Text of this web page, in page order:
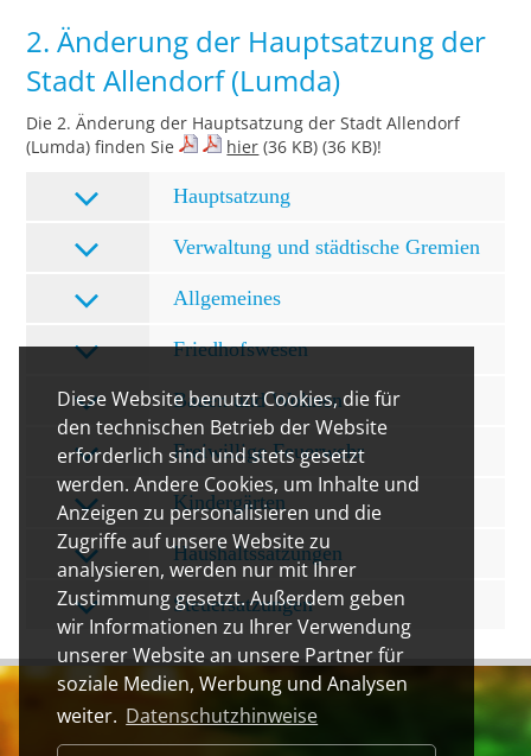
Diese Website benutzt Cookies, die für
den technischen Betrieb der Website
erforderlich sind und stets gesetzt
werden. Andere Cookies, um Inhalte und
Anzeigen zu personalisieren und die
Zugriffe auf unsere Website zu
analysieren, werden nur mit Ihrer
Zustimmung gesetzt. Außerdem geben
wir Informationen zu Ihrer Verwendung
unserer Website an unsere Partner für
soziale Medien, Werbung und Analysen
weiter. Datenschutzhinweise
2. Änderung der Hauptsatzung der
Stadt Allendorf (Lumda)
Die 2. Änderung der Hauptsatzung der Stadt Allendorf
(Lumda) finden Sie
hier (36 KB) (36 KB)!
Hauptsatzung
Verwaltung und städtische Gremien
Allgemeines
Friedhofswesen
Bauen und Wohnen
Freiwillige Feuerwehr
Kindergärten
Haushaltssatzungen
Steuersatzungen